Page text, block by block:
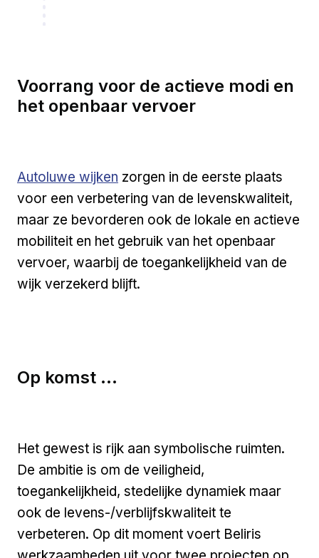
Voorrang voor de actieve modi en
het openbaar vervoer
Autoluwe wijken zorgen in de eerste plaats
voor een verbetering van de levenskwaliteit,
maar ze bevorderen ook de lokale en actieve
mobiliteit en het gebruik van het openbaar
vervoer, waarbij de toegankelijkheid van de
wijk verzekerd blijft.
Op komst ...
Het gewest is rijk aan symbolische ruimten.
De ambitie is om de veiligheid,
toegankelijkheid, stedelijke dynamiek maar
ook de levens-/verblijfskwaliteit te
verbeteren. Op dit moment voert Beliris